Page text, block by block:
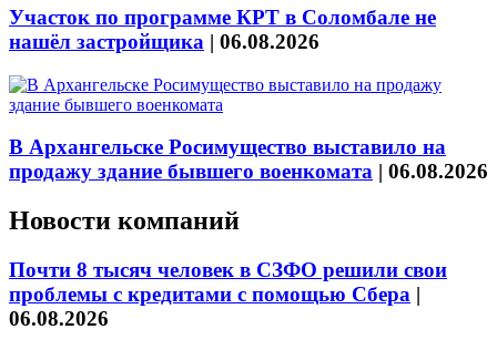
Участок по программе КРТ в Соломбале не
нашёл застройщика | 06.08.2026
В Архангельске Росимущество выставило на
продажу здание бывшего военкомата | 06.08.2026
Новости компаний
Почти 8 тысяч человек в СЗФО решили свои
проблемы с кредитами с помощью Сбера |
06.08.2026